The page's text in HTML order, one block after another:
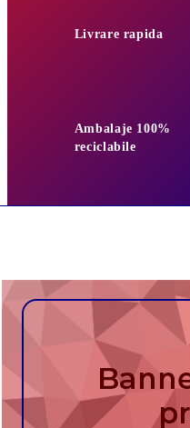
Livrare rapida
Ambalaje 100%
reciclabile